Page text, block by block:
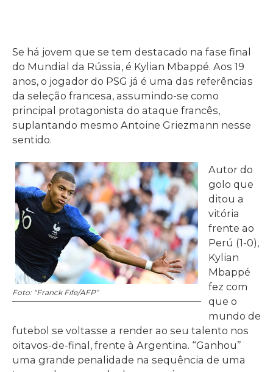
Se há jovem que se tem destacado na fase final
do Mundial da Rússia, é Kylian Mbappé. Aos 19
anos, o jogador do PSG já é uma das referências
da seleção francesa, assumindo-se como
principal protagonista do ataque francês,
suplantando mesmo Antoine Griezmann nesse
sentido.
Foto: “Franck Fife/AFP”
Autor do
golo que
ditou a
vitória
frente ao
Perú (1-0),
Kylian
Mbappé
fez com
que o
mundo de
futebol se voltasse a render ao seu talento nos
oitavos-de-final, frente à Argentina. “Ganhou”
uma grande penalidade na sequência de uma